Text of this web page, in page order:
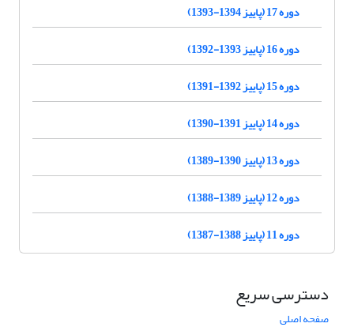
دوره 17 (پاییز 1394-1393)
دوره 16 (پاییز 1393-1392)
دوره 15 (پاییز 1392-1391)
دوره 14 (پاییز 1391-1390)
دوره 13 (پاییز 1390-1389)
دوره 12 (پاییز 1389-1388)
دوره 11 (پاییز 1388-1387)
دسترسی سریع
صفحه اصلی